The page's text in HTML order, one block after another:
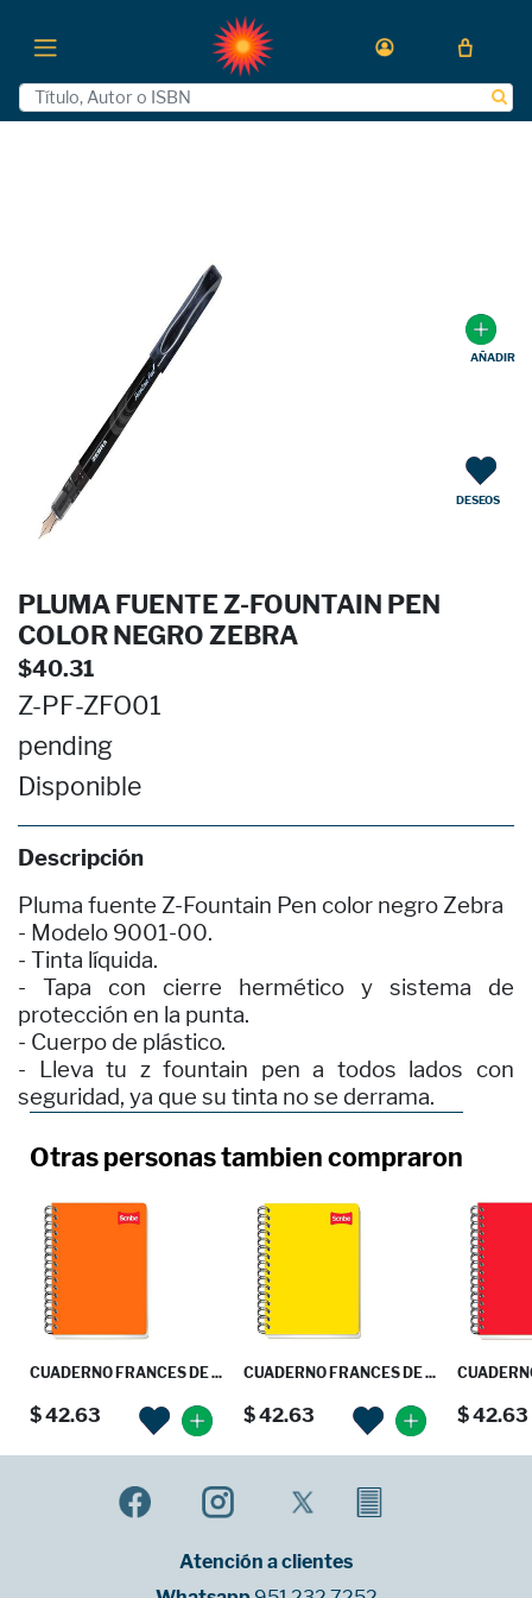
PLUMA FUENTE Z-FOUNTAIN PEN
COLOR NEGRO ZEBRA
$40.31
Z-PF-ZFO01
pending
Disponible
Descripción
AÑADIR
DESEOS
Pluma fuente Z-Fountain Pen color negro Zebra
- Modelo 9001-00.
- Tinta líquida.
- Tapa con cierre hermético y sistema de
protección en la punta.
- Cuerpo de plástico.
- Lleva tu z fountain pen a todos lados con
seguridad, ya que su tinta no se derrama.
Otras personas tambien compraron
CUADERNO FRANCES DE ...
$ 42.63
CUADERNO FRANCES DE ...
$ 42.63 $ 42.63
Atención a clientes